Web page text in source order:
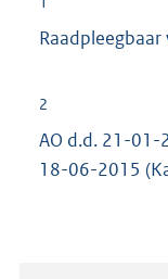
Raadpleegbaar
2
AO d.d. 21-01-
18-06-2015